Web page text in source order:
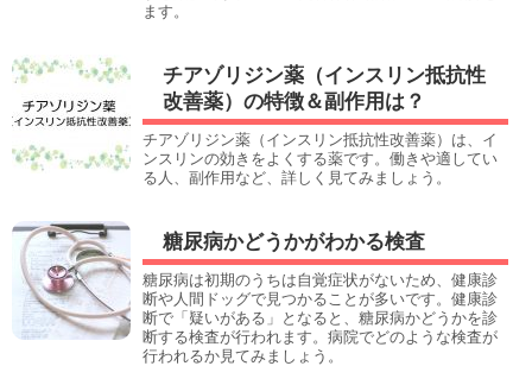
ます。
チアゾリジン薬（インスリン抵抗性
改善薬）の特徴＆副作用は？
チアゾリジン薬（インスリン抵抗性改善薬）は、イ
ンスリンの効きをよくする薬です。働きや適してい
る人、副作用など、詳しく見てみましょう。
糖尿病かどうかがわかる検査
糖尿病は初期のうちは自覚症状がないため、健康診
断や人間ドッグで見つかることが多いです。健康診
断で「疑いがある」となると、糖尿病かどうかを診
断する検査が行われます。病院でどのような検査が
行われるか見てみましょう。